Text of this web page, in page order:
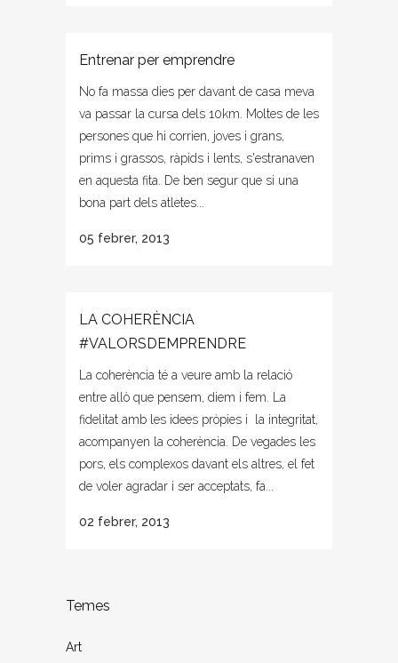
Entrenar per emprendre
No fa massa dies per davant de casa meva
va passar la cursa dels 10km. Moltes de les
persones que hi corrien, joves i grans,
prims i grassos, ràpids i lents, s'estranaven
en aquesta fita. De ben segur que si una
bona part dels atletes...
05 febrer, 2013
LA COHERÈNCIA
#VALORSDEMPRENDRE
La coherència té a veure amb la relació
entre allò que pensem, diem i fem. La
fidelitat amb les idees pròpies i la integritat,
acompanyen la coherència. De vegades les
pors, els complexos davant els altres, el fet
de voler agradar i ser acceptats, fa...
02 febrer, 2013
Temes
Art